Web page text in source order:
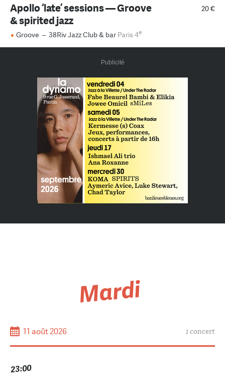
20 €
Apollo ‘late’ sessions — Groove
& spirited jazz
Groove – 38Riv Jazz Club & bar Paris 4e
Publicité
Mardi
11 août 2026 1 concert
23:00